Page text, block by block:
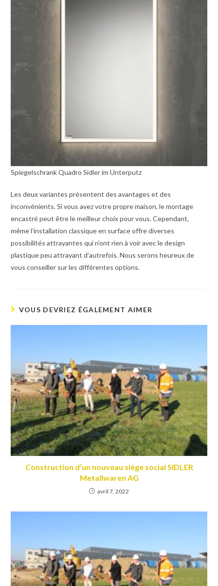
Spiegelschrank Quadro Sidler im Unterputz
Les deux variantes présentent des avantages et des
inconvénients. Si vous avez votre propre maison, le montage
encastré peut être le meilleur choix pour vous. Cependant,
même l’installation classique en surface offre diverses
possibilités attrayantes qui n’ont rien à voir avec le design
plastique peu attrayant d’autrefois. Nous serons heureux de
vous conseiller sur les différentes options.
VOUS DEVRIEZ ÉGALEMENT AIMER
Construction d’un nouveau siège social SIDLER
Metallwaren AG
avril 7, 2022